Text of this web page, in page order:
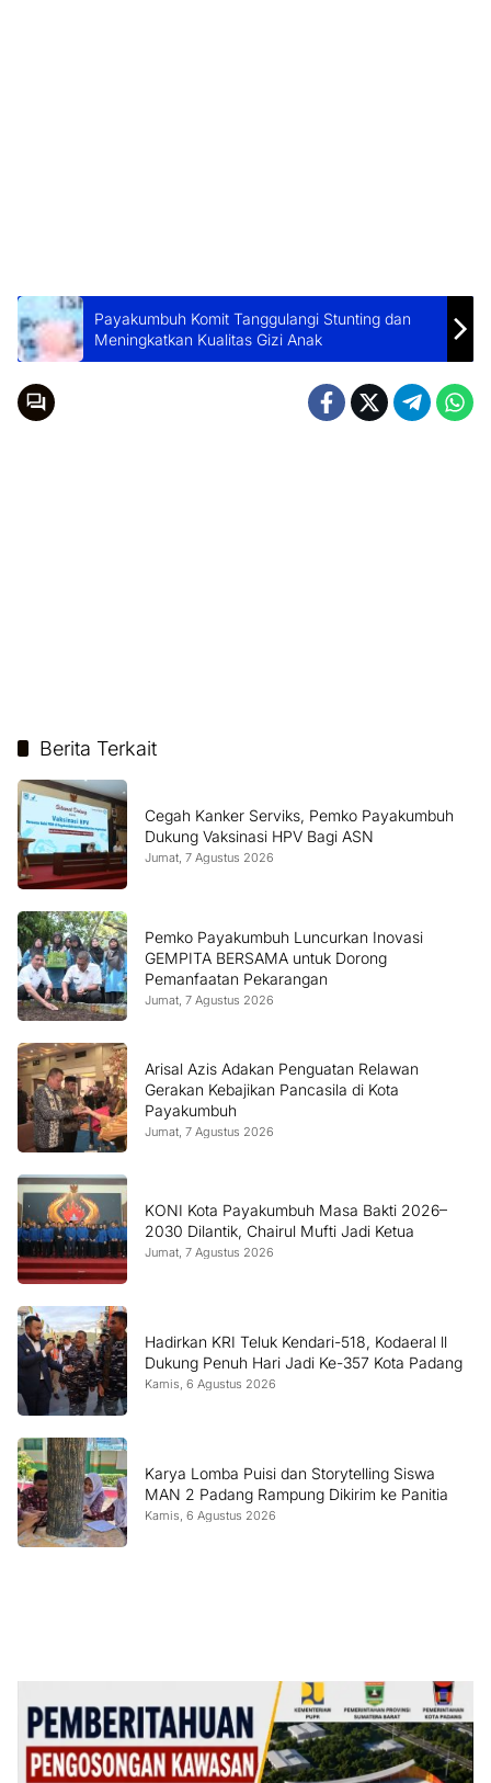
Payakumbuh Komit Tanggulangi Stunting dan
Meningkatkan Kualitas Gizi Anak
Berita Terkait
Cegah Kanker Serviks, Pemko Payakumbuh
Dukung Vaksinasi HPV Bagi ASN
Jumat, 7 Agustus 2026
Pemko Payakumbuh Luncurkan Inovasi
GEMPITA BERSAMA untuk Dorong
Pemanfaatan Pekarangan
Jumat, 7 Agustus 2026
Arisal Azis Adakan Penguatan Relawan
Gerakan Kebajikan Pancasila di Kota
Payakumbuh
Jumat, 7 Agustus 2026
KONI Kota Payakumbuh Masa Bakti 2026–
2030 Dilantik, Chairul Mufti Jadi Ketua
Jumat, 7 Agustus 2026
Hadirkan KRI Teluk Kendari-518, Kodaeral ll
Dukung Penuh Hari Jadi Ke-357 Kota Padang
Kamis, 6 Agustus 2026
Karya Lomba Puisi dan Storytelling Siswa
MAN 2 Padang Rampung Dikirim ke Panitia
Kamis, 6 Agustus 2026